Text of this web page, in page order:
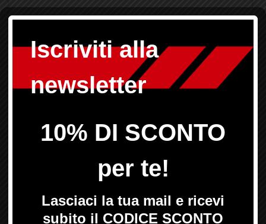
Codice:GTM04-05-BD
Prezzo di listino:176,95 €iva inclusa
145,10 €iva inclusa
Note:- specchio singolo - monta a dx o sx -
Prodotto disponibile in circa 5 giorni
Aggiungi al carrello
Specchio Bar-End - Stratos - Specchi